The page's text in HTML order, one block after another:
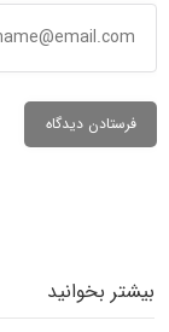
بیشتر بخوانید